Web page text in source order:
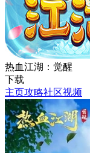
热血江湖：觉醒
下载
主页攻略社区视频